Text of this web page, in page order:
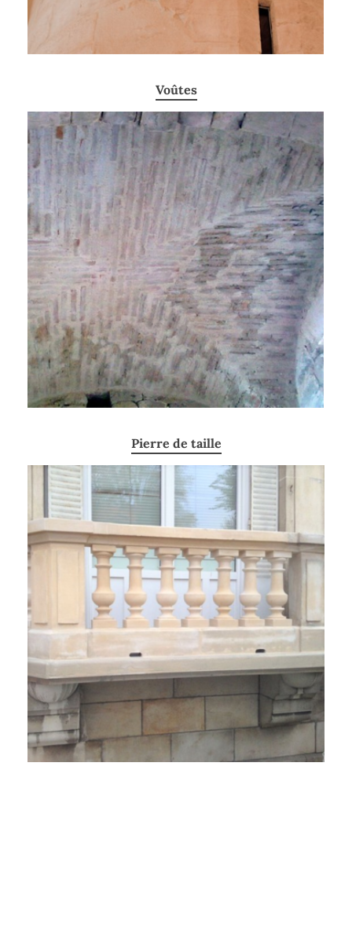
Voûtes
Pierre de taille